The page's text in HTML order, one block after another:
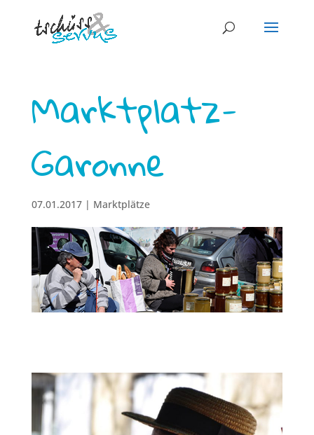
Marktplatz-
Garonne
07.01.2017| Marktplätze